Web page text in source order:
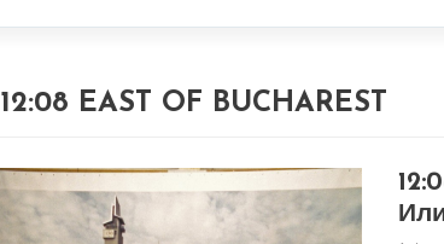
12:08 EAST OF BUCHAREST